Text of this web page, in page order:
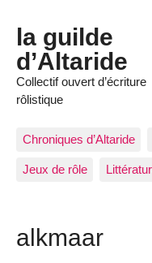
la guilde
d’Altaride
Collectif ouvert d’écriture
rôlistique
Chroniques d’Altaride
Jeux de rôle
alkmaar